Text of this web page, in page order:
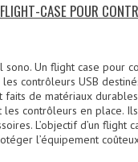
CASE POUR
Un flight case pour
contrôleurs USB
de matériaux
contrôleurs en place.
L’objectif d’un flight
l’équipement